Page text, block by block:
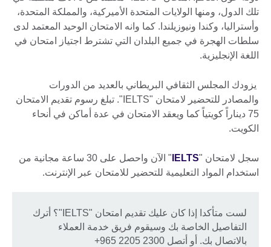
تلك الدول، ومنها الولايات المتحدة الأميركية، والمملكة المتحدة،
وأستراليا، وكندا ونيوزيلندا. كما وانه الامتحان الوحيد المعتمد لدى
سلطات الهجرة في جميع البلدان التي تشترط اجتياز امتحان في
اللغة الإنجليزية.
يزودك المجلس الثقافي البريطاني بالعديد من الدورات
والمصادر للتحضير لامتحان "IELTS". تبلغ رسوم تقديم الامتحان
75 ديناراً كويتياً كما ويعقد الامتحان في عدة أماكن في أنحاء
الكويت.
سجل لامتحان "IELTS
" الآن واحصل على 30 ساعة مجانية من
استخدام المواد التعليمية للتحضير للامتحان عبر الإنترنت.
لست متأكدا إذا كان عليك تقديم امتحان "IELTS"؟ أترك
التفاصيل الخاصة بك وسيقوم فريق خدمة العملاء
بالاتصال بك. أو أتصل 2300 2205 965+